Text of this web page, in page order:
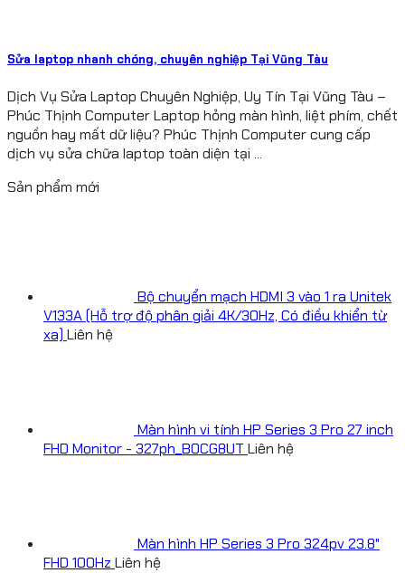
Sửa laptop nhanh chóng, chuyên nghiệp Tại Vũng Tàu
Dịch Vụ Sửa Laptop Chuyên Nghiệp, Uy Tín Tại Vũng Tàu –
Phúc Thịnh Computer Laptop hỏng màn hình, liệt phím, chết
nguồn hay mất dữ liệu? Phúc Thịnh Computer cung cấp
dịch vụ sửa chữa laptop toàn diện tại ...
Sản phẩm mới
Bộ chuyển mạch HDMI 3 vào 1 ra Unitek
V133A (Hỗ trợ độ phân giải 4K/30Hz, Có điều khiển từ
xa) Liên hệ
Màn hình vi tính HP Series 3 Pro 27 inch
FHD Monitor - 327ph_B0CG8UT Liên hệ
Màn hình HP Series 3 Pro 324pv 23.8"
FHD 100Hz Liên hệ